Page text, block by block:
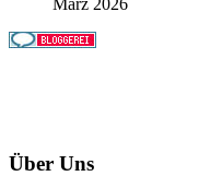
März 2026
Über Uns